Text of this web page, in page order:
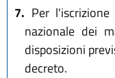
7. Per
nazionale dei
disposizioni
decreto.